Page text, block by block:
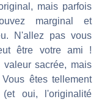
mais parfois
marginal et
N'allez pas vous
être votre ami !
sacrée, mais
êtes tellement
oui, l'originalité